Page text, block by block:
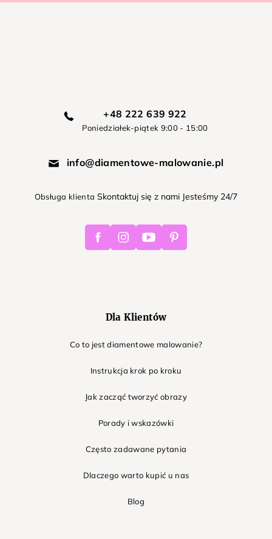
+48 222 639 922
Poniedziałek-piątek 9:00 - 15:00
info@diamentowe-malowanie.pl
Obsługa klienta Skontaktuj się z nami Jesteśmy 24/7
FacebookInstagramYoutube Pinterest
Dla Klientów
Co to jest diamentowe malowanie?
Instrukcja krok po kroku
Jak zacząć tworzyć obrazy
Porady i wskazówki
Często zadawane pytania
Dlaczego warto kupić u nas
Blog